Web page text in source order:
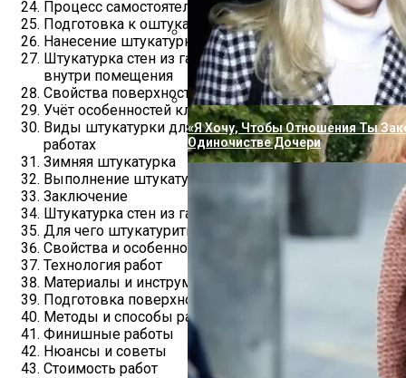
Вперевые Не Сдержал Эмоций,
Семьи Из-За Подарка Пугачевой
«Я Хочу, Чтобы Отношения Ты
Одиночистве Дочери
Процесс самостоятельной внутренней штукатурки
Подготовка к оштукатуриванию
Нанесение штукатурки
Штукатурка стен из газобетона, выполняемая
внутри помещения
Свойства поверхности
Учёт особенностей кладки
Виды штукатурки для газобетона при внутренних
работах
Зимняя штукатурка
Выполнение штукатурных работ
Заключение
Штукатурка стен из газобетона внутри помещения
Для чего штукатурить газобетонные стены
Свойства и особенности видов штукатурок
Технология работ
Материалы и инструменты
Подготовка поверхности
Методы и способы работы
Финишные работы
Нюансы и советы
Стоимость работ